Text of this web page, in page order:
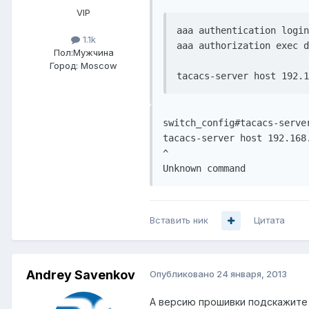
VIP
1.1k
Пол:Мужчина
Город: Moscow
aaa authentication
aaa authorization exec
switch_config#tacacs-
tacacs-server host
^
Вставить ник Цитата
Andrey Savenkov Опубликовано 24 января, 2013
А версию прошивки подскажите